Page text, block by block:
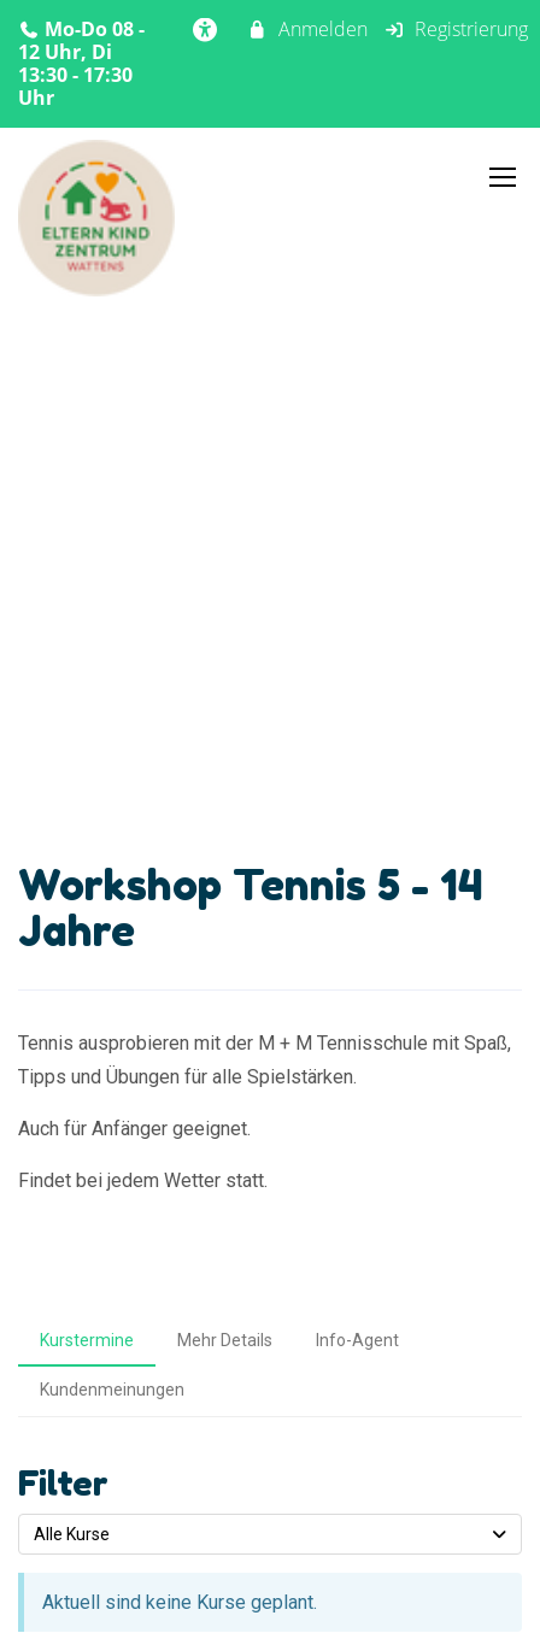
Mo-Do 08 -
12 Uhr, Di
13:30 - 17:30
Uhr
Anmelden Registrierung
Workshop Tennis 5 - 14
Jahre
Tennis ausprobieren mit der M + M Tennisschule mit Spaß,
Tipps und Übungen für alle Spielstärken.
Auch für Anfänger geeignet.
Findet bei jedem Wetter statt.
Kurstermine Mehr Details Info-Agent
Kundenmeinungen
Filter
Alle Kurse
Aktuell sind keine Kurse geplant.